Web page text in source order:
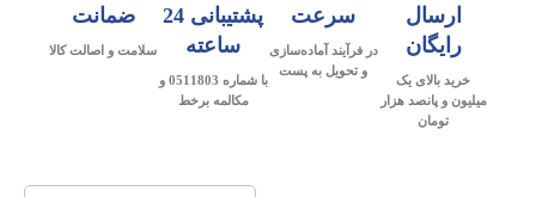
ارسال
رایگان
خرید بالای یک
میلیون و پانصد هزار
تومان
سرعت
در فرآیند آماده‌سازی
و تحویل به پست
پشتیبانی 24
ساعته
با شماره 0511803 و
مکالمه برخط
ضمانت
سلامت و اصالت کالا